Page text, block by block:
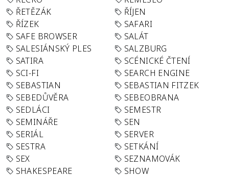
ŘETĚZÁK
ŘÍJEN
ŘÍZEK
SAFARI
SAFE BROWSER
SALÁT
SALESIÁNSKÝ PLES
SALZBURG
SATIRA
SCÉNICKÉ ČTENÍ
SCI-FI
SEARCH ENGINE
SEBASTIAN
SEBASTIAN FITZEK
SEBEDŮVĚRA
SEBEOBRANA
SEDLÁCI
SEMESTR
SEMINÁŘE
SEN
SERIÁL
SERVER
SESTRA
SETKÁNÍ
SEX
SEZNAMOVÁK
SHAKESPEARE
SHOW